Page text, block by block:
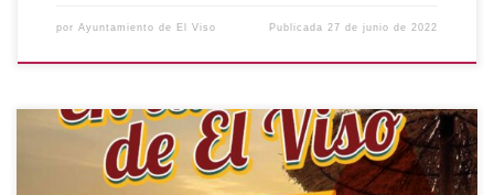
por Ayuntamiento de El Viso Publicada27 de junio de 2022